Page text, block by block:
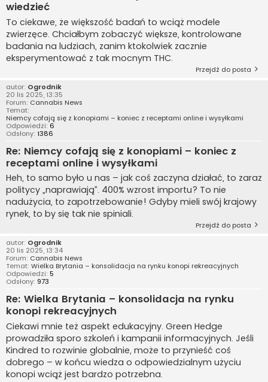
wiedzieć
To ciekawe, że większość badań to wciąż modele
zwierzęce. Chciałbym zobaczyć większe, kontrolowane
badania na ludziach, zanim ktokolwiek zacznie
eksperymentować z tak mocnym THC.
Przejdź do posta
autor: Ogrodnik
20 lis 2025, 13:35
Forum: Cannabis News
Temat:
Niemcy cofają się z konopiami – koniec z receptami online i wysyłkami
Odpowiedzi:6
Odsłony: 1386
Re: Niemcy cofają się z konopiami – koniec z
receptami online i wysyłkami
Heh, to samo było u nas – jak coś zaczyna działać, to zaraz
politycy „naprawiają”. 400% wzrost importu? To nie
nadużycia, to zapotrzebowanie! Gdyby mieli swój krajowy
rynek, to by się tak nie spiniali.
Przejdź do posta
autor: Ogrodnik
20 lis 2025, 13:34
Forum: Cannabis News
Temat: Wielka Brytania – konsolidacja na rynku konopi rekreacyjnych
Odpowiedzi: 5
Odsłony: 973
Re: Wielka Brytania – konsolidacja na rynku
konopi rekreacyjnych
Ciekawi mnie też aspekt edukacyjny. Green Hedge
prowadziła sporo szkoleń i kampanii informacyjnych. Jeśli
Kindred to rozwinie globalnie, może to przynieść coś
dobrego – w końcu wiedza o odpowiedzialnym użyciu
konopi wciąż jest bardzo potrzebna.